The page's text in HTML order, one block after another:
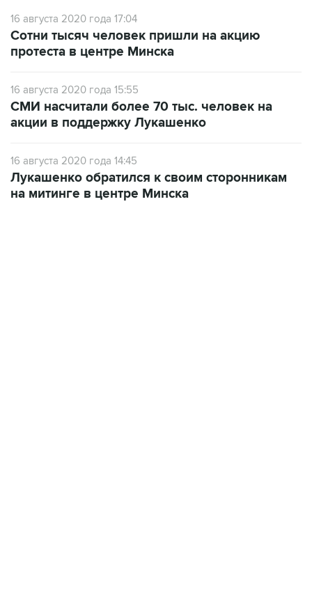
16 августа 2020 года 17:04
Сотни тысяч человек пришли на акцию
протеста в центре Минска
16 августа 2020 года 15:55
СМИ насчитали более 70 тыс. человек на
акции в поддержку Лукашенко
16 августа 2020 года 14:45
Лукашенко обратился к своим сторонникам
на митинге в центре Минска